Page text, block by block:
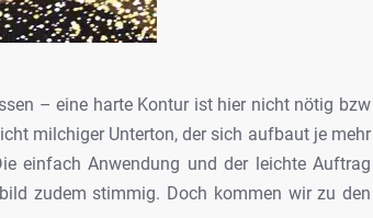
– eine harte Kontur ist hier nicht nötig bzw
milchigerUnterton, der sich aufbaut je mehr
einfach Anwendung und der leichte Auftrag
zudem stimmig. Doch kommen wirzu den